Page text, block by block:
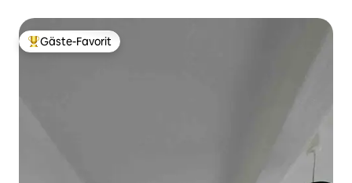
Beliebter Gäste-Favorit.
Gäste-Favorit